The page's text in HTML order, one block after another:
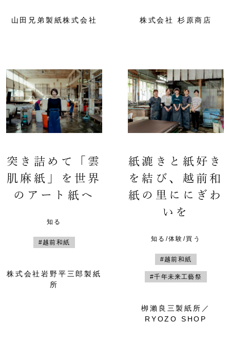
山田兄弟製紙株式会社 株式会社 杉原商店
突き詰めて「雲
肌麻紙」を世界
のアート紙へ
知る
#越前和紙
株式会社岩野平三郎製紙
所
紙漉きと紙好き
を結び、越前和
紙の里ににぎわ
いを
知る/体験/買う
#越前和紙
#千年未来工藝祭
栁瀨良三製紙所／
RYOZO SHOP